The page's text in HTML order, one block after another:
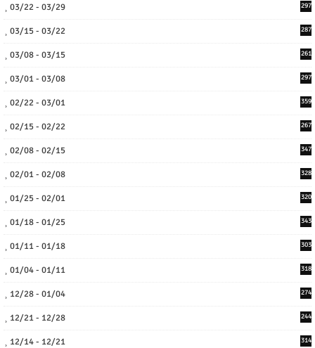
03/22 - 03/29 297
03/15 - 03/22 287
03/08 - 03/15 261
03/01 - 03/08 297
02/22 - 03/01 359
02/15 - 02/22 267
02/08 - 02/15 347
02/01 - 02/08 328
01/25 - 02/01 320
01/18 - 01/25 343
01/11 - 01/18 303
01/04 - 01/11 318
12/28 - 01/04 274
12/21 - 12/28 244
12/14 - 12/21 314